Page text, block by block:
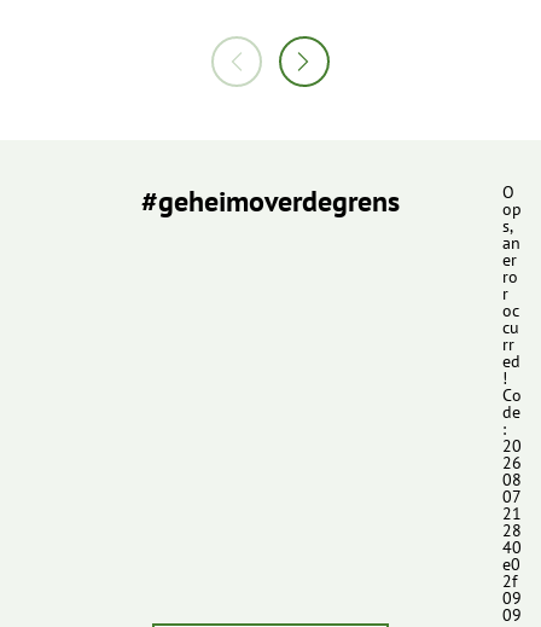
#geheimoverdegrens O
op
s,
an
er
ro
r
oc
cu
rr
ed
!
Co
de
:
20
26
08
07
21
28
40
e0
2f
09
09